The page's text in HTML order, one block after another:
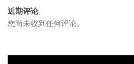
近期评论
您尚未收到任何评论。